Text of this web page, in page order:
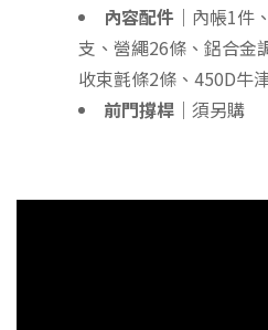
內容配件｜ 內帳1件
支、營繩26條、鋁合金
收束氈條2條、450D牛
前門撐桿｜ 須另購